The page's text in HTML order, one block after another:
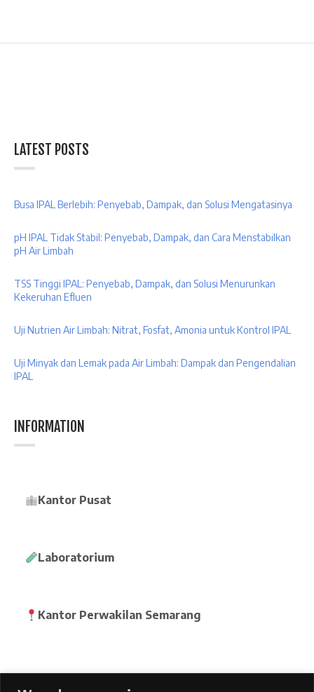
LATEST POSTS
Busa IPAL Berlebih: Penyebab, Dampak, dan Solusi Mengatasinya
pH IPAL Tidak Stabil: Penyebab, Dampak, dan Cara Menstabilkan
pH Air Limbah
TSS Tinggi IPAL: Penyebab, Dampak, dan Solusi Menurunkan
Kekeruhan Efluen
Uji Nutrien Air Limbah: Nitrat, Fosfat, Amonia untuk Kontrol IPAL
Uji Minyak dan Lemak pada Air Limbah: Dampak dan Pengendalian
IPAL
INFORMATION
Kantor Pusat
Laboratorium
Kantor Perwakilan Semarang